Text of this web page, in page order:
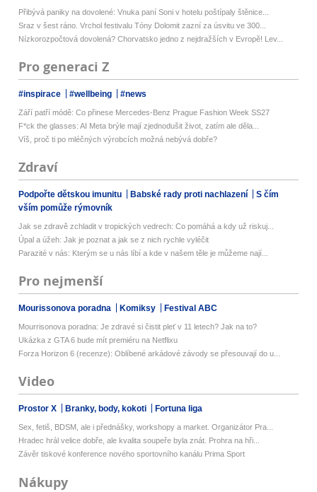
Přibývá paniky na dovolené: Vnuka paní Soni v hotelu poštípaly štěnice...
Sraz v šest ráno. Vrchol festivalu Tóny Dolomit zazní za úsvitu ve 300...
Nízkorozpočtová dovolená? Chorvatsko jedno z nejdražších v Evropě! Lev...
Pro generaci Z
#inspirace #wellbeing #news
Září patří módě: Co přinese Mercedes-Benz Prague Fashion Week SS27
F*ck the glasses: AI Meta brýle mají zjednodušit život, zatím ale děla...
Víš, proč ti po mléčných výrobcích možná nebývá dobře?
Zdraví
Podpořte dětskou imunitu Babské rady proti nachlazení
S čím
vším pomůže rýmovník
Jak se zdravě zchladit v tropických vedrech: Co pomáhá a kdy už riskuj...
Úpal a úžeh: Jak je poznat a jak se z nich rychle vyléčit
Parazité v nás: Kterým se u nás líbí a kde v našem těle je můžeme nají...
Pro nejmenší
Mourissonova poradna Komiksy Festival ABC
Mourrisonova poradna: Je zdravé si čistit pleť v 11 letech? Jak na to?
Ukázka z GTA 6 bude mít premiéru na Netflixu
Forza Horizon 6 (recenze): Oblíbené arkádové závody se přesouvají do u...
Video
Prostor X Branky, body, kokoti Fortuna liga
Sex, fetiš, BDSM, ale i přednášky, workshopy a market. Organizátor Pra...
Hradec hrál velice dobře, ale kvalita soupeře byla znát. Prohra na hři...
Závěr tiskové konference nového sportovního kanálu Prima Sport
Nákupy